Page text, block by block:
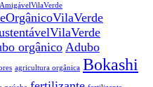
orgânico Adubo
agricultura orgânica Bokashi